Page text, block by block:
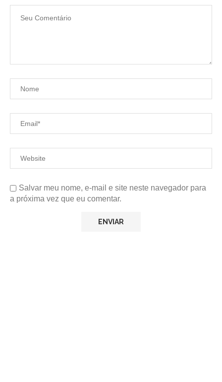
Salvar meu nome, e-mail e site neste navegador para
a próxima vez que eu comentar.